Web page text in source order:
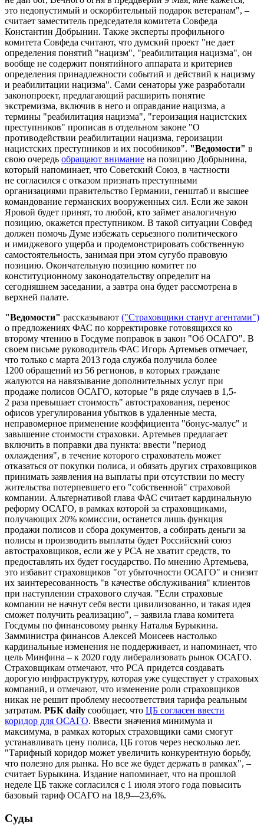
это недопустимый и оскорбительный подарок ветеранам", –
считает заместитель председателя комитета Совфеда
Константин Добрынин. Также эксперты профильного
комитета Совфеда считают, что думский проект "не дает
определения понятий "нацизм", "реабилитация нацизма", он
вообще не содержит понятийного аппарата и критериев
определения принадлежности событий и действий к нацизму
и реабилитации нацизма". Сами сенаторы уже разработали
законопроект, предлагающий расширить понятие
экстремизма, включив в него и оправдание нацизма, а
термины "реабилитация нацизма", "героизация нацистских
преступников" прописав в отдельном законе "О
противодействии реабилитации нацизма, героизации
нацистских преступников и их пособников". "Ведомости" в
свою очередь обращают внимание на позицию Добрынина,
который напоминает, что Советский Союз, в частности
не согласился с отказом признать преступными
организациями правительство Германии, генштаб и высшее
командование германских вооруженных сил. Если же закон
Яровой будет принят, то любой, кто займет аналогичную
позицию, окажется преступником. В такой ситуации Совфед
должен помочь Думе избежать серьезного политического
и имиджевого ущерба и продемонстрировать собственную
самостоятельность, занимая при этом сугубо правовую
позицию. Окончательную позицию комитет по
конституционному законодательству определит на
сегодняшнем заседании, а завтра она будет рассмотрена в
верхней палате.
"Ведомости" рассказывают ("Страховщики станут агентами")
о предложениях ФАС по корректировке готовящихся ко
второму чтению в Госдуме поправок в закон "Об ОСАГО". В
своем письме руководитель ФАС Игорь Артемьев отмечает,
что только с марта 2013 года служба получила более
1200 обращений из 56 регионов, в которых граждане
жалуются на навязывание дополнительных услуг при
продаже полисов ОСАГО, которые "в ряде случаев в 1,5-
2 раза превышает стоимость" автострахования, перенос
офисов урегулирования убытков в удаленные места,
неправомерное применение коэффициента "бонус-малус" и
завышение стоимости страховки. Артемьев предлагает
включить в поправки два пункта: ввести "период
охлаждения", в течение которого страхователь может
отказаться от покупки полиса, и обязать других страховщиков
принимать заявления на выплаты при отсутствии по месту
жительства потерпевшего его "собственной" страховой
компании. Альтернативой глава ФАС считает кардинальную
реформу ОСАГО, в рамках которой за страховщиками,
получающих 20% комиссии, останется лишь функция
продажи полисов и сбора документов, а собирать деньги за
полисы и производить выплаты будет Российский союз
автостраховщиков, если же у РСА не хватит средств, то
предоставлять их будет государство. По мнению Артемьева,
это избавит страховщиков "от убыточности ОСАГО" и снизит
их заинтересованность "в качестве обслуживания" клиентов
при наступлении страхового случая. "Если страховые
компании не начнут себя вести цивилизованно, и такая идея
сможет получить реализацию", – заявила глава комитета
Госдумы по финансовому рынку Наталья Бурыкина.
Замминистра финансов Алексей Моисеев настолько
кардинальные изменения не поддерживает, и напоминает, что
цель Минфина – к 2020 году либерализовать рынок ОСАГО.
Страховщикам отмечают, что РСА придется создавать
дорогую инфраструктуру, которая уже существует у страховых
компаний, и отмечают, что изменение роли страховщиков
никак не решит проблему несоответствия тарифа реальным
затратам. РБК daily сообщает, что ЦБ согласен ввести
коридор для ОСАГО. Ввести значения минимума и
максимума, в рамках которых страховщики сами смогут
устанавливать цену полиса, ЦБ готов через несколько лет.
"Тарифный коридор может увеличить конкурентную борьбу,
что полезно для рынка. Но все же будет держать в рамках", –
считает Бурыкина. Издание напоминает, что на прошлой
неделе ЦБ также согласился с 1 июля этого года повысить
базовый тариф ОСАГО на 18,9—23,6%.
Суды